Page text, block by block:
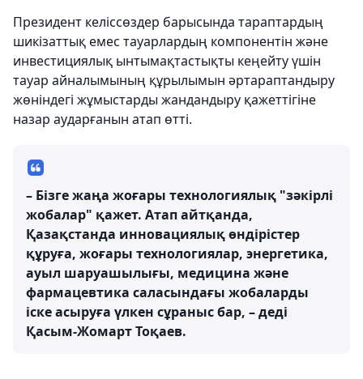
Президент келіссөздер барысында тараптардың
шикізаттық емес тауарлардың компонентін және
инвестициялық ынтымақтастықты кеңейту үшін
тауар айналымының құрылымын әртараптандыру
жөніндегі жұмыстарды жандандыру қажеттігіне
назар аударғанын атап өтті.
– Бізге жаңа жоғары технологиялық "зәкірлі
жобалар" қажет. Атап айтқанда,
Қазақстанда инновациялық өндірістер
құруға, жоғары технологиялар, энергетика,
ауыл шаруашылығы, медицина және
фармацевтика саласындағы жобаларды
іске асыруға үлкен сұраныс бар, – деді
Қасым-Жомарт Тоқаев.